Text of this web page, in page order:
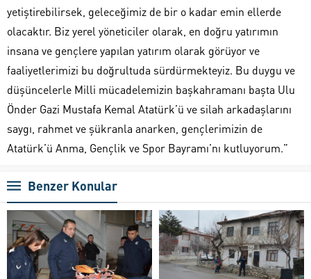
yetiştirebilirsek, geleceğimiz de bir o kadar emin ellerde
olacaktır. Biz yerel yöneticiler olarak, en doğru yatırımın
insana ve gençlere yapılan yatırım olarak görüyor ve
faaliyetlerimizi bu doğrultuda sürdürmekteyiz. Bu duygu ve
düşüncelerle Milli mücadelemizin başkahramanı başta Ulu
Önder Gazi Mustafa Kemal Atatürk’ü ve silah arkadaşlarını
saygı, rahmet ve şükranla anarken, gençlerimizin de
Atatürk’ü Anma, Gençlik ve Spor Bayramı’nı kutluyorum.”
Benzer Konular